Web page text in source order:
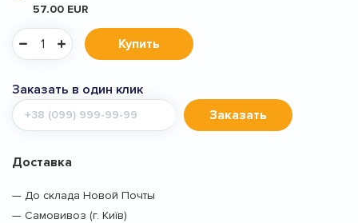
57.00 EUR
Купить
Заказать в один клик
Мобильный
телефон
Заказать
Доставка
— До склада Новой Почты
— Самовивоз (г. Київ)